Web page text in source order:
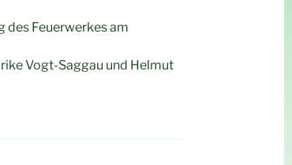
des Feuerwerkes am
Vogt-Saggau und Helmut